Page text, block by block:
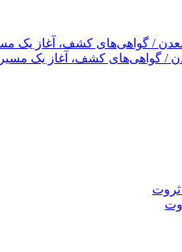
/ گواهی‌های کشف، آغاز یک مسیر